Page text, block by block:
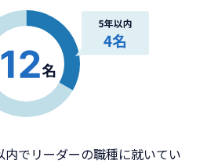
でリーダーの職種に就いてい